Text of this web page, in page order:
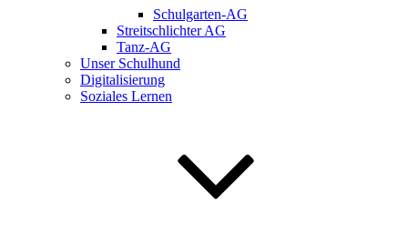
Schulgarten-AG
Streitschlichter AG
Tanz-AG
Unser Schulhund
Digitalisierung
Soziales Lernen